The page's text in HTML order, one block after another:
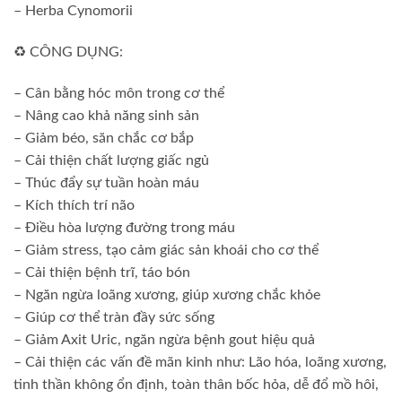
– Herba Cynomorii
♻️ CÔNG DỤNG:
– Cân bằng hóc môn trong cơ thể
– Nâng cao khả năng sinh sản
– Giảm béo, săn chắc cơ bắp
– Cải thiện chất lượng giấc ngủ
– Thúc đẩy sự tuần hoàn máu
– Kích thích trí não
– Điều hòa lượng đường trong máu
– Giảm stress, tạo cảm giác sản khoái cho cơ thể
– Cải thiện bệnh trĩ, táo bón
– Ngăn ngừa loãng xương, giúp xương chắc khỏe
– Giúp cơ thể tràn đầy sức sống
– Giảm Axit Uric, ngăn ngừa bệnh gout hiệu quả
– Cải thiện các vấn đề mãn kinh như: Lão hóa, loãng xương,
tinh thần không ổn định, toàn thân bốc hỏa, dễ đổ mồ hôi,